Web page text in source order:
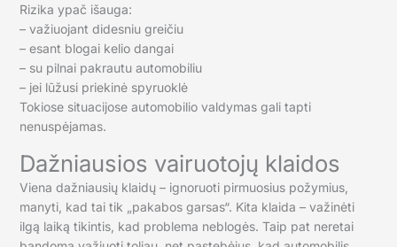
Rizika ypač išauga:
– važiuojant didesniu greičiu
– esant blogai kelio dangai
– su pilnai pakrautu automobiliu
– jei lūžusi priekinė spyruoklė
Tokiose situacijose automobilio valdymas gali tapti
nenuspėjamas.
Dažniausios vairuotojų klaidos
Viena dažniausių klaidų – ignoruoti pirmuosius požymius,
manyti, kad tai tik „pakabos garsas“. Kita klaida – važinėti
ilgą laiką tikintis, kad problema neblogės. Taip pat neretai